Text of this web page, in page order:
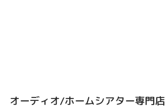
オーディオ/ホームシアター専門店